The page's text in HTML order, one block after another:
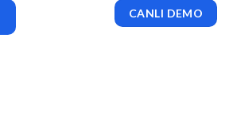
CANLI DEMO